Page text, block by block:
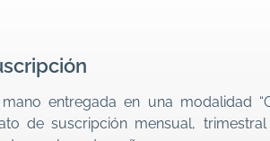
entregada en una modalidad
de suscripción mensual,